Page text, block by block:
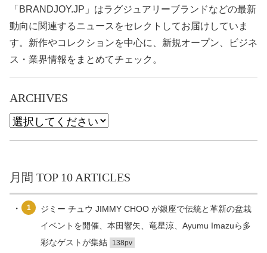
「BRANDJOY.JP」はラグジュアリーブランドなどの最新
動向に関連するニュースをセレクトしてお届けしていま
す。新作やコレクションを中心に、新規オープン、ビジネ
ス・業界情報をまとめてチェック。
ARCHIVES
月間 TOP 10 ARTICLES
1
ジミー チュウ JIMMY CHOO が銀座で伝統と革新の盆栽
イベントを開催、本田響矢、竜星涼、Ayumu Imazuら多
彩なゲストが集結
138pv